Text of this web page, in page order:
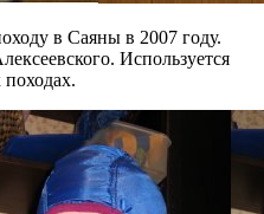
в Саяны в 2007 году.
Используется